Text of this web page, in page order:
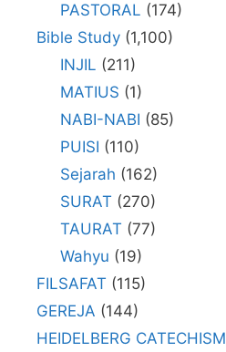
PASTORAL (174)
Bible Study (1,100)
INJIL (211)
MATIUS (1)
NABI-NABI (85)
PUISI (110)
Sejarah (162)
SURAT (270)
TAURAT (77)
Wahyu (19)
FILSAFAT (115)
GEREJA (144)
HEIDELBERG CATECHISM